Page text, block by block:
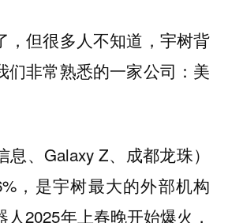
，但很多人不知道，宇树背
们非常熟悉的一家公司：美
、Galaxy Z、成都龙珠）
，是宇树最大的外部机构
2025年上春晚开始爆火，